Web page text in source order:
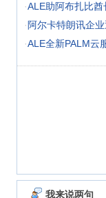
·ALE助阿布扎比
· 阿尔卡特朗讯企
·ALE全新PALM云